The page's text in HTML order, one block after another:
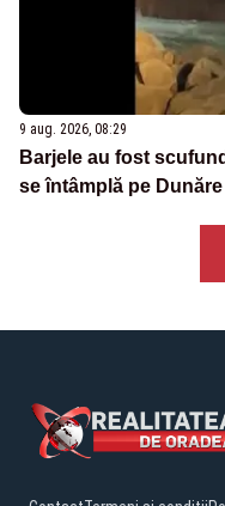
9 aug. 2026, 08:29
Barjele au fost
se întâmplă pe Dunăre